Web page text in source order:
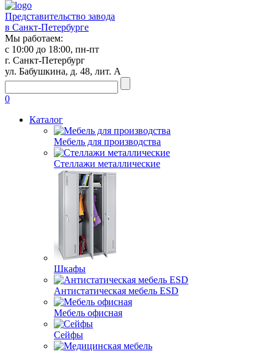
Представительство завода
в Санкт-Петербурге
Мы работаем:
с 10:00 до 18:00, пн-пт
г. Санкт-Петербург
ул. Бабушкина, д. 48, лит. А
0
Каталог
Мебель для производства
Стеллажи металлические
Шкафы
Антистатическая мебель ESD
Мебель офисная
Сейфы